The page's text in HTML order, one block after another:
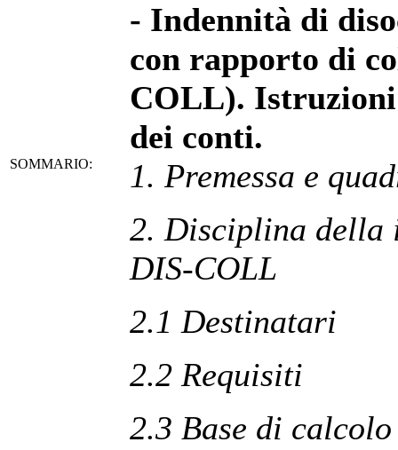
- Indennità di
con rapporto di
COLL).
dei conti.
SOMMARIO:
1. Premessa e
2. Disciplina della
DIS-COLL
2.1 Destinatari
2.2 Requisiti
2.3 Base di